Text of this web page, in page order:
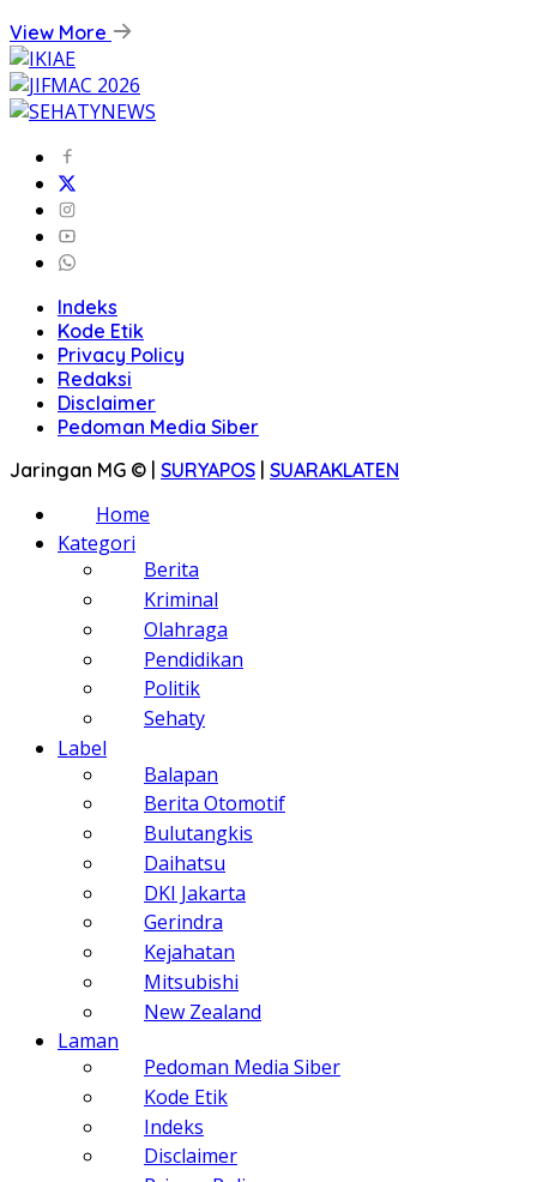
View More
Indeks
Kode Etik
Privacy Policy
Redaksi
Disclaimer
Pedoman Media Siber
Jaringan MG © | SURYAPOS | SUARAKLATEN
Home
Kategori
Berita
Kriminal
Olahraga
Pendidikan
Politik
Sehaty
Label
Balapan
Berita Otomotif
Bulutangkis
Daihatsu
DKI Jakarta
Gerindra
Kejahatan
Mitsubishi
New Zealand
Laman
Pedoman Media Siber
Kode Etik
Indeks
Disclaimer